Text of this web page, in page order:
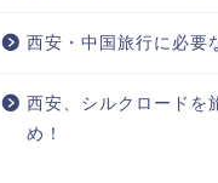
西安・中国旅行に必要
西安、シルクロードを
め！